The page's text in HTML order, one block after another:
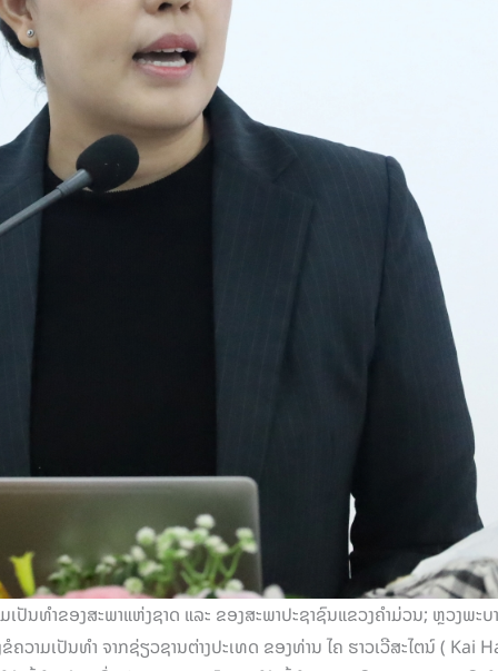
ນທຳຂອງສະພາແຫ່ງຊາດ ແລະ ຂອງສະພາປະຊາຊົນແຂວງຄຳມ່ວນ; ຫຼວງພະບ
າມເປັນທຳ ຈາກຊ່ຽວຊານຕ່າງປະເທດ ຂອງທ່ານ ໄຄ ຮາວເວີສະໄຕນ໌ ( Kai